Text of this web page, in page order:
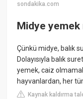
sondakika.com
Midye
Çünkü midye, balık
Dolayısıyla balık
yemek, caiz
hayvanlardan, her
Kaynak kaldırma